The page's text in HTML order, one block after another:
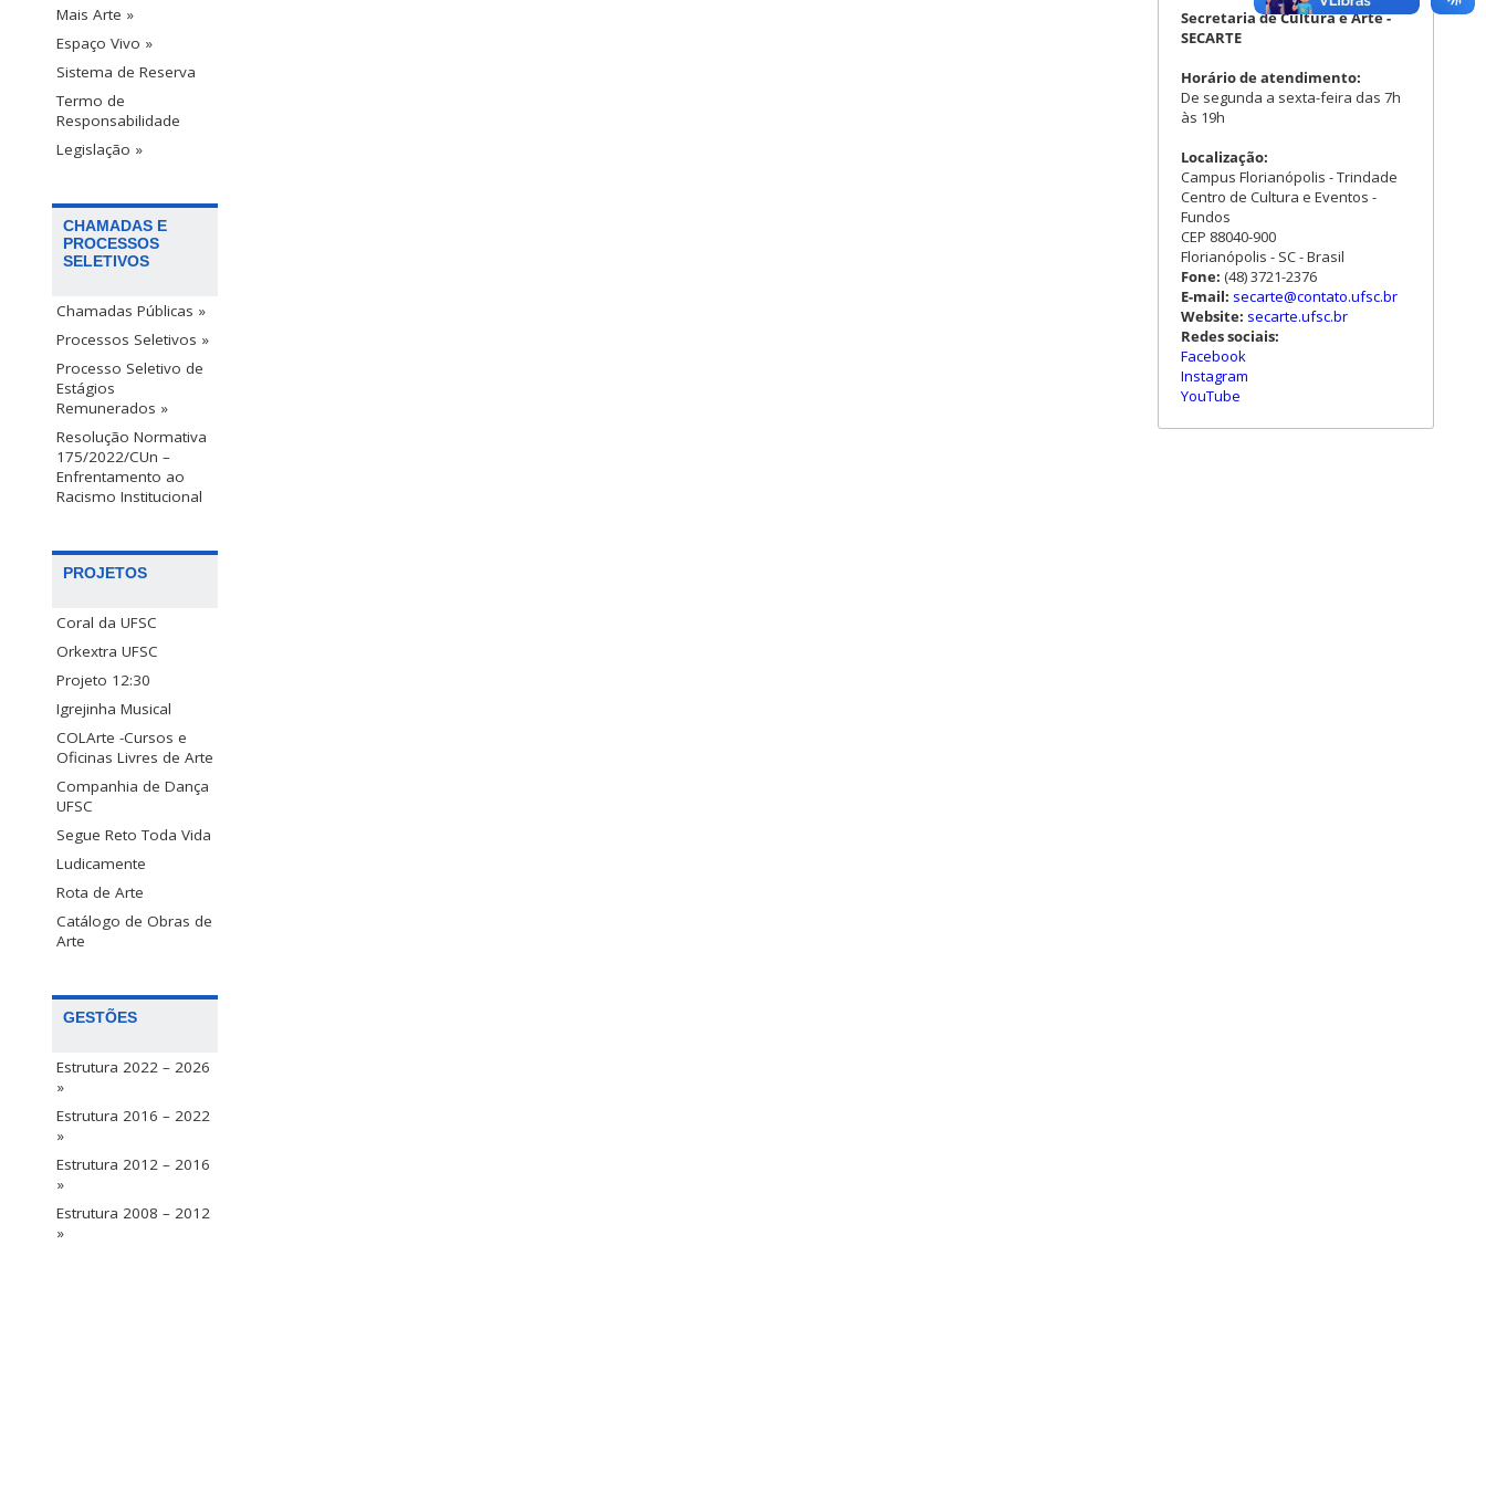
Mais Arte »
Espaço Vivo »
Sistema de Reserva
Termo de
Responsabilidade
Legislação »
CHAMADAS E
PROCESSOS
SELETIVOS
Chamadas Públicas »
Processos Seletivos »
Processo Seletivo de
Estágios
Remunerados »
Resolução Normativa
175/2022/CUn –
Enfrentamento ao
Racismo Institucional
PROJETOS
Coral da UFSC
Orkextra UFSC
Projeto 12:30
Igrejinha Musical
COLArte -Cursos e
Oficinas Livres de Arte
Companhia de Dança
UFSC
Segue Reto Toda Vida
Ludicamente
Rota de Arte
Catálogo de Obras de
Arte
GESTÕES
Estrutura 2022 – 2026
»
Estrutura 2016 – 2022
»
Estrutura 2012 – 2016
»
Estrutura 2008 – 2012
»
Secretaria de Cultura e Arte -
SECARTE
Horário de atendimento:
De segunda a sexta-feira das 7h
às 19h
Localização:
Campus Florianópolis - Trindade
Centro de Cultura e Eventos -
Fundos
CEP 88040-900
Florianópolis - SC - Brasil
Fone: (48) 3721-2376
E-mail: secarte@contato.ufsc.br
Website: secarte.ufsc.br
Redes sociais:
Facebook
Instagram
YouTube